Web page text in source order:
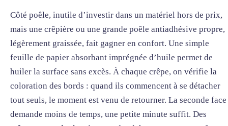
Côté poêle, inutile d’investir dans un matériel hors de prix,
mais une crêpière ou une grande poêle antiadhésive propre,
légèrement graissée, fait gagner en confort. Une simple
feuille de papier absorbant imprégnée d’huile permet de
huiler la surface sans excès. À chaque crêpe, on vérifie la
coloration des bords : quand ils commencent à se détacher
tout seuls, le moment est venu de retourner. La seconde face
demande moins de temps, une petite minute suffit. Des